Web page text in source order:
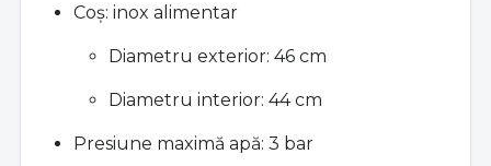
Coș: inox alimentar
Diametru exterior: 46 cm
Diametru interior: 44 cm
Presiune maximă apă: 3 bar